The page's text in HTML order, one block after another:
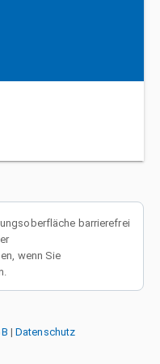
barrierefrei
wenn Sie
| Datenschutz